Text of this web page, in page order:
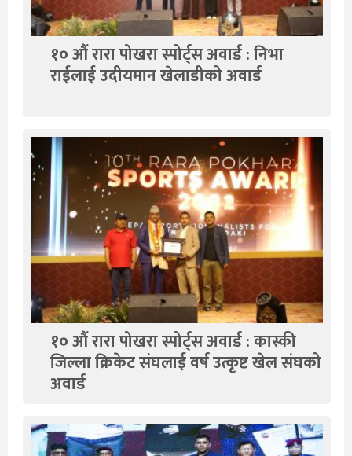
१० औं रारा पोखरा स्पोर्ट्स अवार्ड : निभा
राईलाई उदीयमान खेलाडीको अवार्ड
१० औं रारा पोखरा स्पोर्ट्स अवार्ड : कास्की
जिल्ला क्रिकेट संघलाई वर्ष उत्कृष्ट खेल संघको
अवार्ड